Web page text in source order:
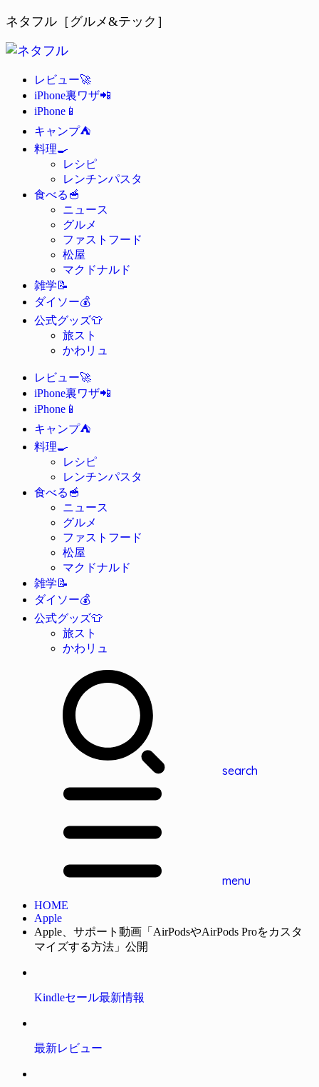
ネタフル［グルメ&テック］
レビュー🚀
iPhone裏ワザ📲
iPhone 📱
キャンプ⛺
料理🍳
レシピ
レンチンパスタ
食べる 🥣
ニュース
グルメ
ファストフード
松屋
マクドナルド
雑学📝
ダイソー💰
公式グッズ👕
旅スト
かわリュ
レビュー🚀
iPhone裏ワザ📲
iPhone 📱
キャンプ⛺
料理🍳
レシピ
レンチンパスタ
食べる 🥣
ニュース
グルメ
ファストフード
松屋
マクドナルド
雑学📝
ダイソー💰
公式グッズ👕
旅スト
かわリュ
search
menu
HOME
Apple
Apple、サポート動画「AirPodsやAirPods Proをカスタ
マイズする方法」公開
Kindleセール最新情報
最新レビュー